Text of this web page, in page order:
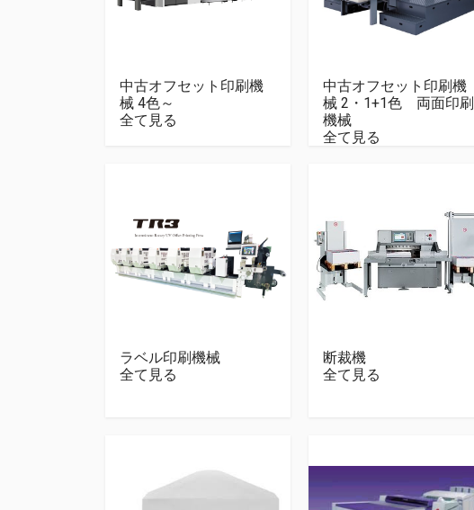
中古オフセット印刷機
械 4色～
全て見る
中古オフセット印刷機
械 2・1+1色 両面印刷
機械
全て見る
ラベル印刷機械
全て見る
断裁機
全て見る